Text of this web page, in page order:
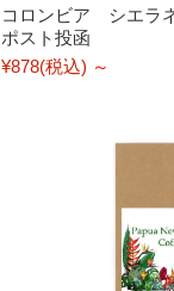
コロンビア シエラ
ポスト投函
¥878(税込) ～